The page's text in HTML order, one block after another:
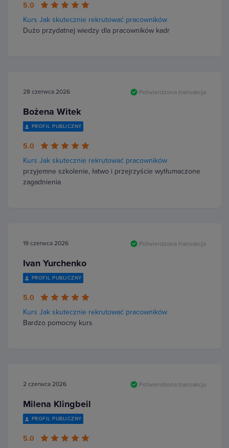
5.0
Kurs Jak skutecznie rekrutować pracowników
Dużo przydatnej wiedzy dla pracowników kadr
28 czerwca 2026 Potwierdzona transakcja
Bożena Witek
PROFIL PUBLICZNY
5.0
Kurs Jak skutecznie rekrutować pracowników
przyjemne szkolenie, łatwo i przejrzyście wytłumaczone
zagadnienia
19 czerwca 2026 Potwierdzona transakcja
Ivan Yurchenko
PROFIL PUBLICZNY
5.0
Kurs Jak skutecznie rekrutować pracowników
Bardzo pomocny kurs
2 czerwca 2026 Potwierdzona transakcja
Milena Klingbeil
PROFIL PUBLICZNY
5.0